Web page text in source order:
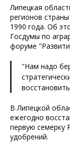
Липецкая
регионов
1990 года. Об
Госдумы по
форуме
"Нам надо
В Липецкой
ежегодно
первую семерку
удобрений.